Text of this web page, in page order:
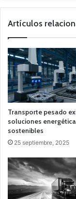
Artículos
Transporte pesado
soluciones
sostenibles
25 septiembre, 2025